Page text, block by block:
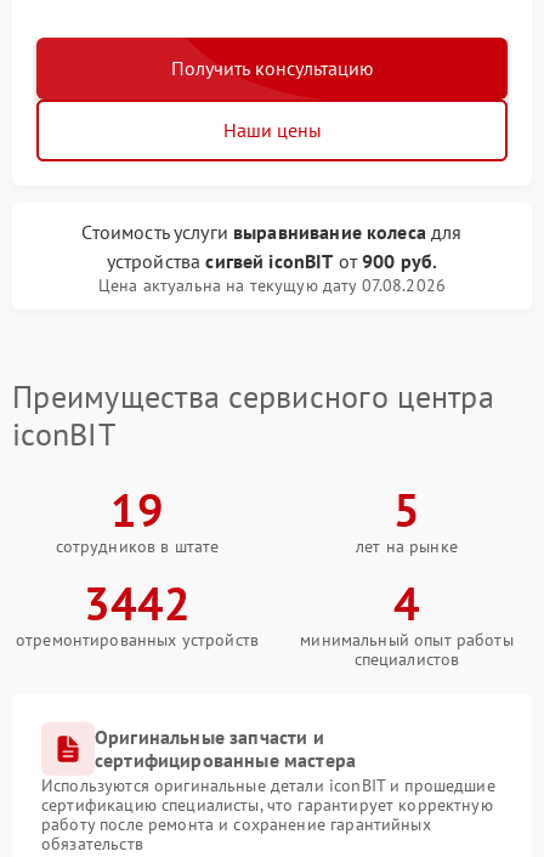
Получить консультацию
Наши цены
Стоимость услуги выравнивание колесадля
устройствасигвей iconBIT от900 руб.
Цена актуальна на текущую дату 07.08.2026
Преимущества сервисного центра
iconBIT
19
сотрудников в штате
5
лет на рынке
3442
отремонтированных устройств
4
минимальный опыт работы
специалистов
Оригинальные запчасти и
сертифицированные мастера
Используются оригинальные детали iconBIT и прошедшие
сертификацию специалисты, что гарантирует корректную
работу после ремонта и сохранение гарантийных
обязательств